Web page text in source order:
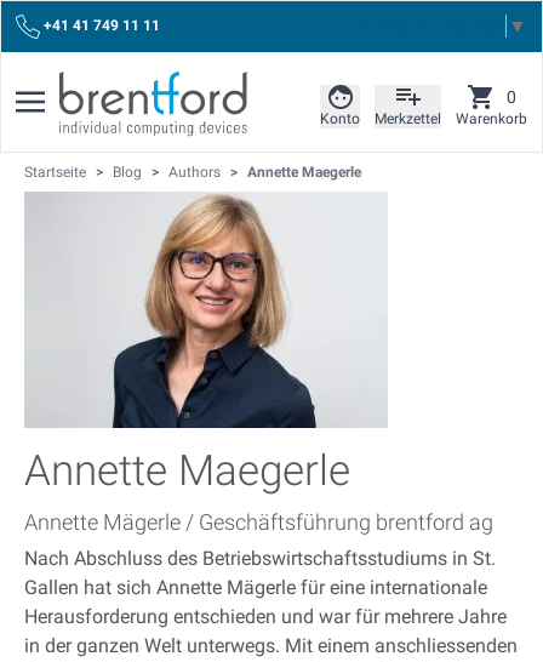
+41 41 749 11 11 ▼
Konto Merkzettel Warenkorb
0
Startseite > Blog > Authors > Annette Maegerle
Annette Maegerle
Annette Mägerle / Geschäftsführung brentford ag
Nach Abschluss des Betriebswirtschaftsstudiums in St.
Gallen hat sich Annette Mägerle für eine internationale
Herausforderung entschieden und war für mehrere Jahre
in der ganzen Welt unterwegs. Mit einem anschliessenden